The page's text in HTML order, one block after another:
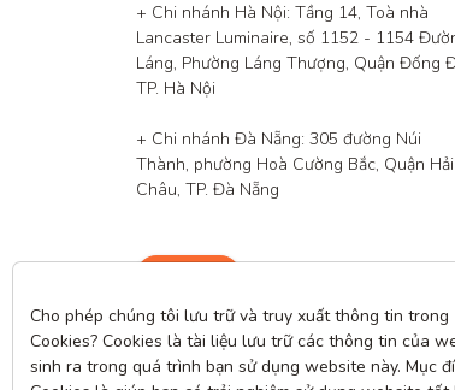
+ Chi nhánh Hà Nội: Tầng 14, Toà nhà
Lancaster Luminaire, số 1152 - 1154
Láng, Phường Láng Thượng, Quận Đống
TP. Hà Nội
+ Chi nhánh Đà Nẵng: 305 đường Núi
Thành, phường Hoà Cường Bắc, Quận Hải
Châu, TP. Đà Nẵng
Cho phép chúng tôi lưu trữ và truy xuất thông tin trong
Cookies? Cookies là tài liệu lưu trữ các thông tin của
sinh ra trong quá trình bạn sử dụng website này. Mục